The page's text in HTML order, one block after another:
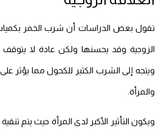
تقول بعض الدراسات أن شرب الخمر بكميات
الزوجية وقد يحسنها ولكن عادة لا
ويتجه إلى الشرب الكثير للكحول مما يؤثر
والمرأة.
ويكون التأثير الأكبر لدى المرأة حيث يتم